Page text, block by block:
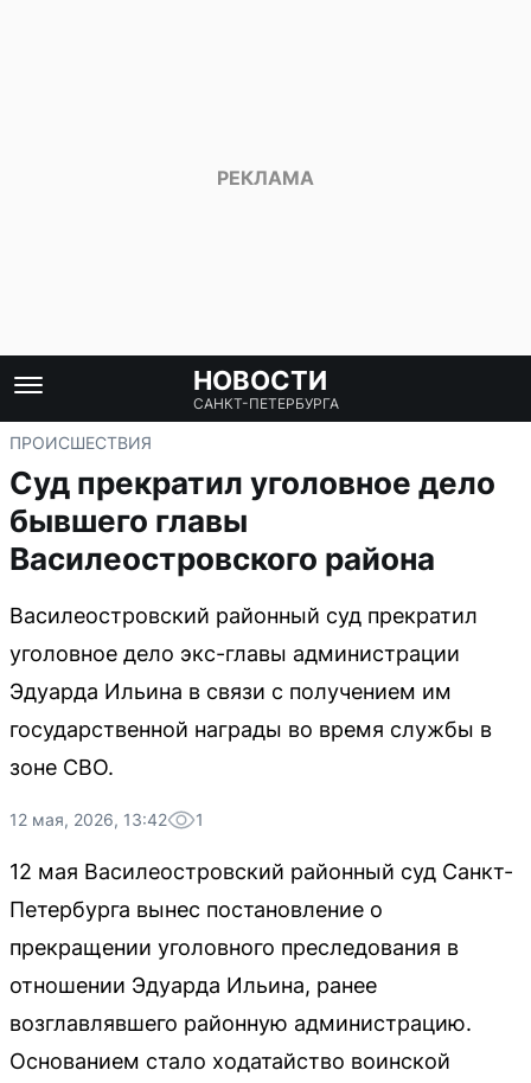
НОВОСТИ
САНКТ-ПЕТЕРБУРГА
ПРОИСШЕСТВИЯ
Суд прекратил уголовное дело
бывшего главы
Василеостровского района
Василеостровский районный суд прекратил
уголовное дело экс-главы администрации
Эдуарда Ильина в связи с получением им
государственной награды во время службы в
зоне СВО.
12 мая, 2026, 13:42 1
12 мая Василеостровский районный суд Санкт-
Петербурга вынес постановление о
прекращении уголовного преследования в
отношении Эдуарда Ильина, ранее
возглавлявшего районную администрацию.
Основанием стало ходатайство воинской